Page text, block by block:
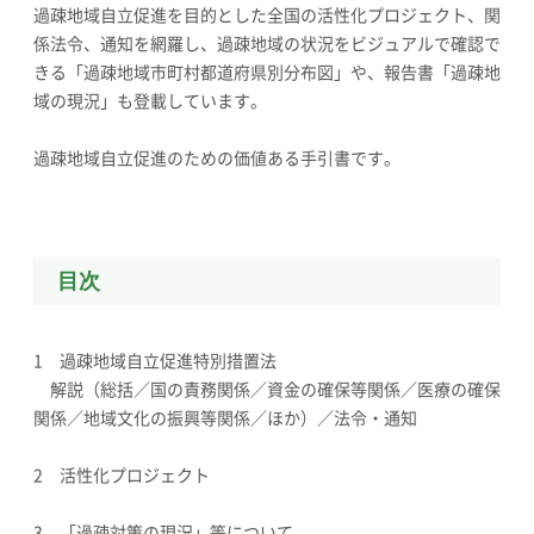
過疎地域自立促進を目的とした全国の活性化プロジェクト、関
係法令、通知を網羅し、過疎地域の状況をビジュアルで確認で
きる「過疎地域市町村都道府県別分布図」や、報告書「過疎地
域の現況」も登載しています。
過疎地域自立促進のための価値ある手引書です。
目次
1 過疎地域自立促進特別措置法
解説（総括／国の責務関係／資金の確保等関係／医療の確保
関係／地域文化の振興等関係／ほか）／法令・通知
2 活性化プロジェクト